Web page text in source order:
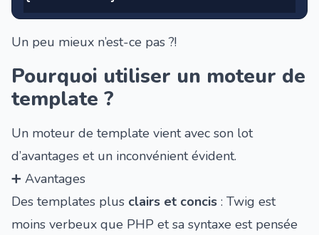
Un peu mieux n’est-ce pas ?!
Pourquoi utiliser un moteur de
template ?
Un moteur de template vient avec son lot
d’avantages et un inconvénient évident.
➕ Avantages
Des templates plus clairs et concis : Twig est
moins verbeux que PHP et sa syntaxe est pensée